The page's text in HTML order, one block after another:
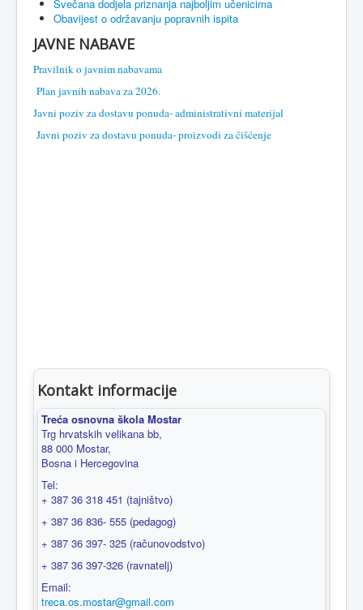
Svečana dodjela priznanja najboljim učenicima
Obavijest o održavanju popravnih ispita
JAVNE NABAVE
Pravilnik o javnim nabavama
Plan javnih nabava za 2026.
Javni poziv za dostavu ponuda- administrativni materijal
Javni poziv za dostavu ponuda- proizvodi za čišćenje
Kontakt informacije
Treća osnovna škola Mostar
Trg hrvatskih velikana bb,
88 000 Mostar,
Bosna i Hercegovina
Tel:
+ 387 36 318 451 (tajništvo)
+ 387 36 836- 555 (pedagog)
+ 387 36 397- 325 (računovodstvo)
+ 387 36 397-326 (ravnatelj)
Email:
treca.os.mostar@gmail.com